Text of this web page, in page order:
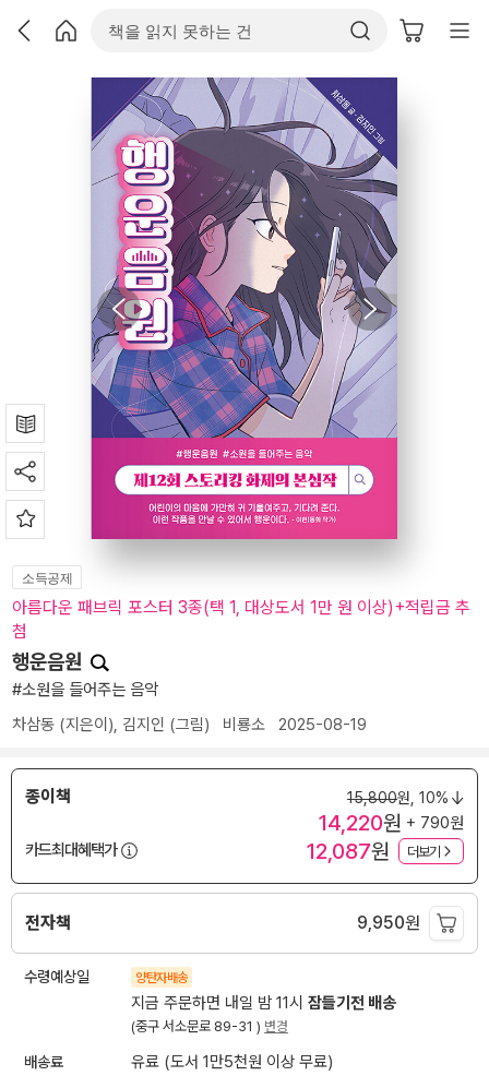
소득공제
아름다운 패브릭 포스터 3종(택 1, 대상도서 1만 원 이상)+적립금 추
첨
행운음원
#소원을 들어주는 음악
차삼동 (지은이), 김지인 (그림) 비룡소 2025-08-19
종이책 15,800원, 10%
14,220원 + 790원
카드최대혜택가
12,087원 더보기
전자책 9,950원
수령예상일 양탄자배송
지금 주문하면 내일 밤 11시 잠들기전 배송
(중구 서소문로 89-31 ) 변경
배송료 유료 (도서 1만5천원 이상 무료)